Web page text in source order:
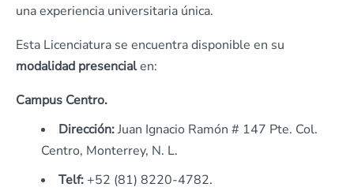
una experiencia universitaria única.
Esta Licenciatura se encuentra disponible en su
modalidad presencialen:
Campus Centro.
Dirección:Juan Ignacio Ramón # 147 Pte. Col.
Centro, Monterrey, N. L.
Telf: +52 (81) 8220-4782.